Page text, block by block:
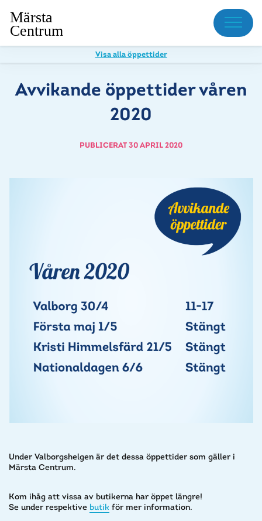
Meny
Visa alla öppettider
Avvikande öppettider våren
2020
PUBLICERAT 30 APRIL 2020
Under Valborgshelgen är det dessa öppettider som gäller i
Märsta Centrum.
Kom ihåg att vissa av butikerna har öppet längre!
Se under respektive butik för mer information.